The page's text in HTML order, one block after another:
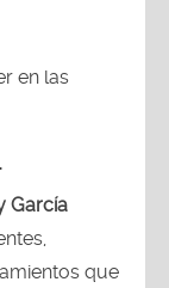
en las
García
que